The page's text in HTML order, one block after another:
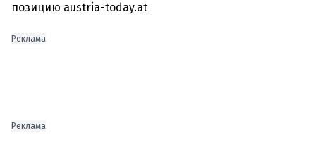
позицию austria-today.at
Реклама
Реклама